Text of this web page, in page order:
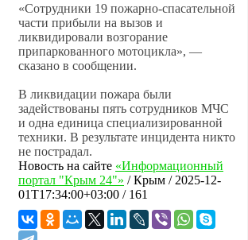
«Сотрудники 19 пожарно-спасательной
части прибыли на вызов и
ликвидировали возгорание
припаркованного мотоцикла», —
сказано в сообщении.
В ликвидации пожара были
задействованы пять сотрудников МЧС
и одна единица специализированной
техники. В результате инцидента никто
не пострадал.
Новость на сайте «Информационный
портал "Крым 24"» /Крым / 2025-12-
01T17:34:00+03:00 / 161